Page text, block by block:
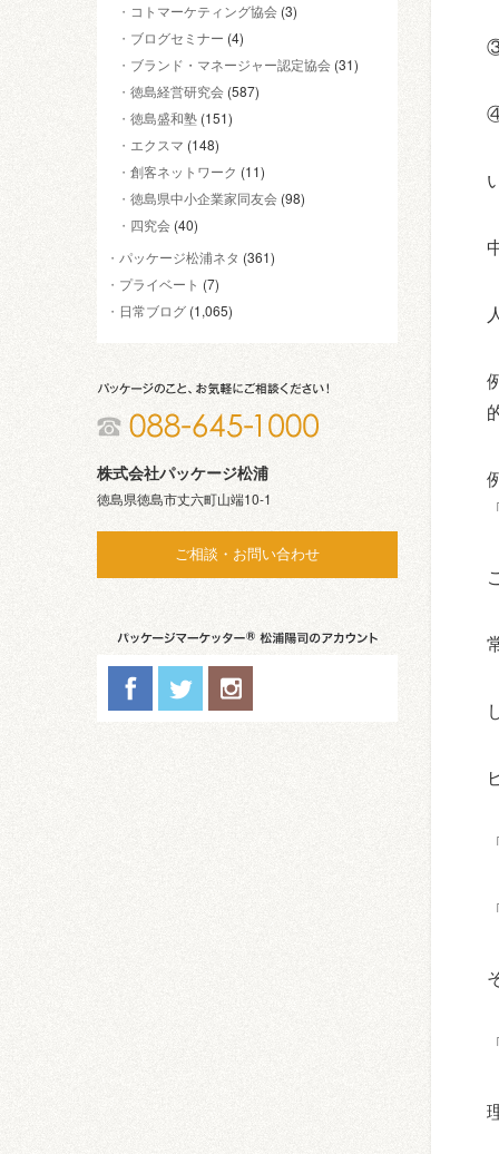
コトマーケティング協会 (3)
ブログセミナー (4)
ブランド・マネージャー認定協会 (31)
徳島経営研究会 (587)
徳島盛和塾 (151)
エクスマ (148)
創客ネットワーク (11)
徳島県中小企業家同友会 (98)
四究会 (40)
パッケージ松浦ネタ (361)
プライベート (7)
日常ブログ (1,065)
株式会社パッケージ松浦
徳島県徳島市丈六町山端10-1
ご相談・お問い合わせ